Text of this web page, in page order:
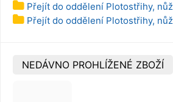
Přejít do oddělení Plotostřihy,
Přejít do oddělení Plotostřihy,
NEDÁVNO PROHLÍŽENÉ ZBOŽÍ